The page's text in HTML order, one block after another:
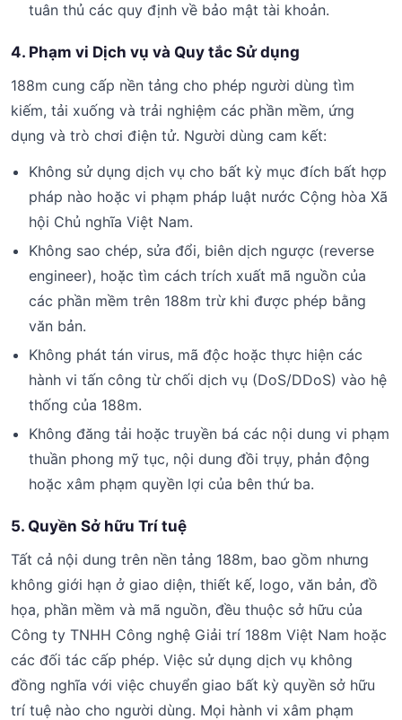
tuân thủ các quy định về bảo mật tài khoản.
4. Phạm vi Dịch vụ và Quy tắc Sử dụng
188m cung cấp nền tảng cho phép người dùng tìm
kiếm, tải xuống và trải nghiệm các phần mềm, ứng
dụng và trò chơi điện tử. Người dùng cam kết:
Không sử dụng dịch vụ cho bất kỳ mục đích bất hợp
pháp nào hoặc vi phạm pháp luật nước Cộng hòa Xã
hội Chủ nghĩa Việt Nam.
Không sao chép, sửa đổi, biên dịch ngược (reverse
engineer), hoặc tìm cách trích xuất mã nguồn của
các phần mềm trên 188m trừ khi được phép bằng
văn bản.
Không phát tán virus, mã độc hoặc thực hiện các
hành vi tấn công từ chối dịch vụ (DoS/DDoS) vào hệ
thống của 188m.
Không đăng tải hoặc truyền bá các nội dung vi phạm
thuần phong mỹ tục, nội dung đồi trụy, phản động
hoặc xâm phạm quyền lợi của bên thứ ba.
5. Quyền Sở hữu Trí tuệ
Tất cả nội dung trên nền tảng 188m, bao gồm nhưng
không giới hạn ở giao diện, thiết kế, logo, văn bản, đồ
họa, phần mềm và mã nguồn, đều thuộc sở hữu của
Công ty TNHH Công nghệ Giải trí 188m Việt Nam hoặc
các đối tác cấp phép. Việc sử dụng dịch vụ không
đồng nghĩa với việc chuyển giao bất kỳ quyền sở hữu
trí tuệ nào cho người dùng. Mọi hành vi xâm phạm